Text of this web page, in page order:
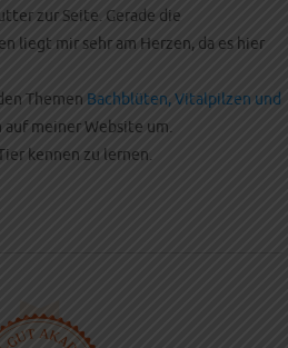
zur Seite. Gerade die
liegt mir sehr am Herzen, da es hier
Themen Bachblüten, Vitalpilzen und
auf meiner Website um.
kennen zu lernen.